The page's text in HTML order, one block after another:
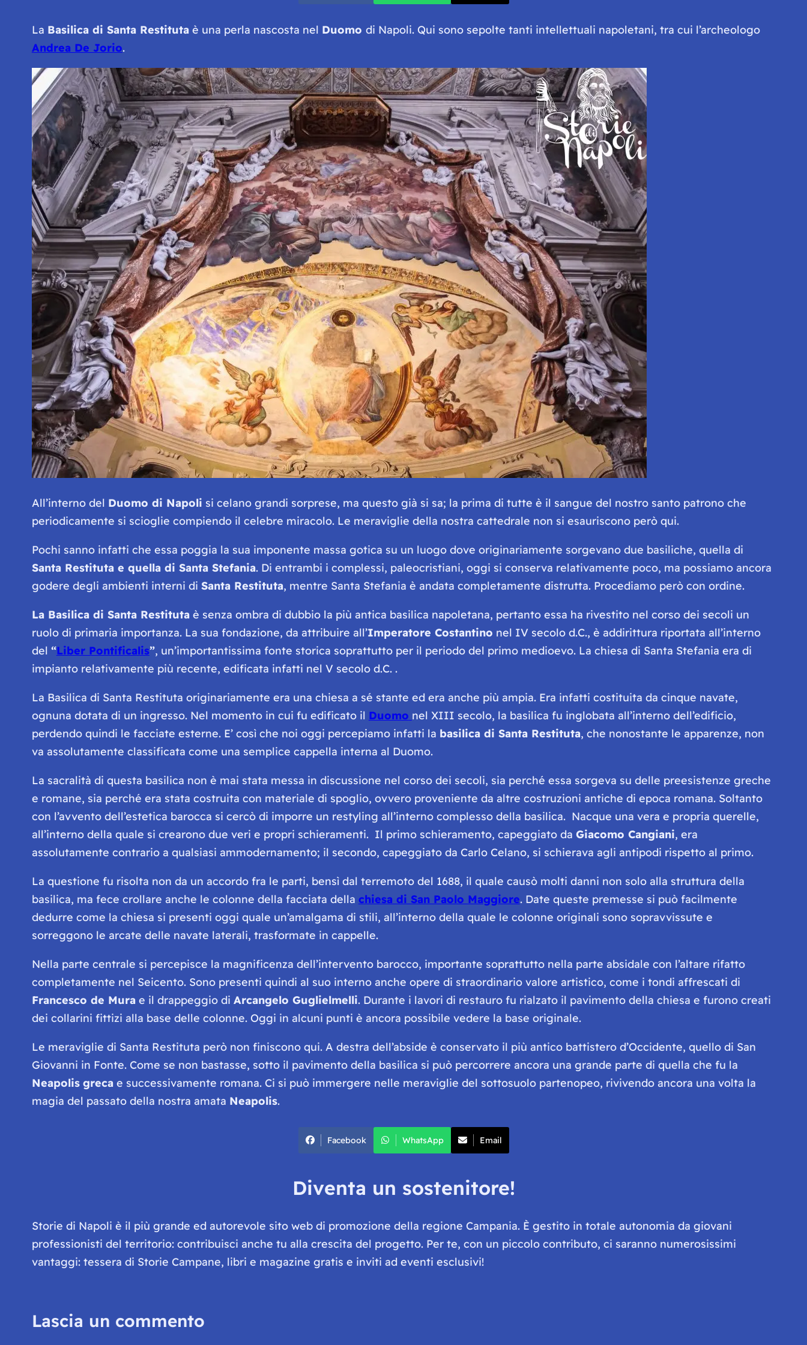
La Basilica di Santa Restitutaè una perla nascosta nel Duomo di Napoli. Qui sono sepolte tanti intellettuali napoletani, tra cui l’archeologo
Andrea De Jorio.
All’interno del Duomo di Napoli si celano grandi sorprese, ma questo già si sa; la prima di tutte è il sangue del nostro santo patrono che
periodicamente si scioglie compiendo il celebre miracolo. Le meraviglie della nostra cattedrale non si esauriscono però qui.
Pochi sanno infatti che essa poggia la sua imponente massa gotica su un luogo dove originariamente sorgevano due basiliche, quella di
Santa Restituta e quella di Santa Stefania. Di entrambi i complessi, paleocristiani, oggi si conserva relativamente poco, ma possiamo ancora
godere degli ambienti interni di Santa Restituta, mentre Santa Stefania è andata completamente distrutta. Procediamo però con ordine.
La Basilica di Santa Restitutaè senza ombra di dubbio la più antica basilica napoletana, pertanto essa ha rivestito nel corso dei secoli un
ruolo di primaria importanza. La sua fondazione, da attribuire all’Imperatore Costantino nel IV secolo d.C., è addirittura riportata all’interno
del “Liber Pontificalis”, un’importantissima fonte storica soprattutto per il periodo del primo medioevo. La chiesa di Santa Stefania era di
impianto relativamente più recente, edificata infatti nel V secolo d.C. .
La Basilica di Santa Restituta originariamente era una chiesa a sé stante ed era anche più ampia. Era infatti costituita da cinque navate,
ognuna dotata di un ingresso. Nel momento in cui fu edificato il Duomo nel XIII secolo, la basilica fu inglobata all’interno dell’edificio,
perdendo quindi le facciate esterne. E’ così che noi oggi percepiamo infatti la basilica di Santa Restituta, che nonostante le apparenze, non
va assolutamente classificata come una semplice cappella interna al Duomo.
La sacralità di questa basilica non è mai stata messa in discussione nel corso dei secoli, sia perché essa sorgeva su delle preesistenze greche
e romane, sia perché era stata costruita con materiale di spoglio, ovvero proveniente da altre costruzioni antiche di epoca romana. Soltanto
con l’avvento dell’estetica barocca si cercò di imporre un restyling all’interno complesso della basilica. Nacque una vera e propria querelle,
all’interno della quale si crearono due veri e propri schieramenti. Il primo schieramento, capeggiato da Giacomo Cangiani, era
assolutamente contrario a qualsiasi ammodernamento; il secondo, capeggiato da Carlo Celano, si schierava agli antipodi rispetto al primo.
La questione fu risolta non da un accordo fra le parti, bensì dal terremoto del 1688, il quale causò molti danni non solo alla struttura della
basilica, ma fece crollare anche le colonne della facciata della chiesa di San Paolo Maggiore. Date queste premesse si può facilmente
dedurre come la chiesa si presenti oggi quale un’amalgama di stili, all’interno della quale le colonne originali sono sopravvissute e
sorreggono le arcate delle navate laterali, trasformate in cappelle.
Nella parte centrale si percepisce la magnificenza dell’intervento barocco, importante soprattutto nella parte absidale con l’altare rifatto
completamente nel Seicento. Sono presenti quindi al suo interno anche opere di straordinario valore artistico, come i tondi affrescati di
Francesco de Murae il drappeggio di Arcangelo Guglielmelli. Durante i lavori di restauro fu rialzato il pavimento della chiesa e furono creati
dei collarini fittizi alla base delle colonne. Oggi in alcuni punti è ancora possibile vedere la base originale.
Le meraviglie di Santa Restituta però non finiscono qui. A destra dell’abside è conservato il più antico battistero d’Occidente, quello di San
Giovanni in Fonte. Come se non bastasse, sotto il pavimento della basilica si può percorrere ancora una grande parte di quella che fu la
Neapolis grecae successivamente romana. Ci si può immergere nelle meraviglie del sottosuolo partenopeo, rivivendo ancora una volta la
magia del passato della nostra amata Neapolis.
Facebook WhatsApp Email
Diventa un sostenitore!
Storie di Napoli è il più grande ed autorevole sito web di promozione della regione Campania. È gestito in totale autonomia da giovani
professionisti del territorio: contribuisci anche tu alla crescita del progetto. Per te, con un piccolo contributo, ci saranno numerosissimi
vantaggi: tessera di Storie Campane, libri e magazine gratis e inviti ad eventi esclusivi!
Lascia un commento